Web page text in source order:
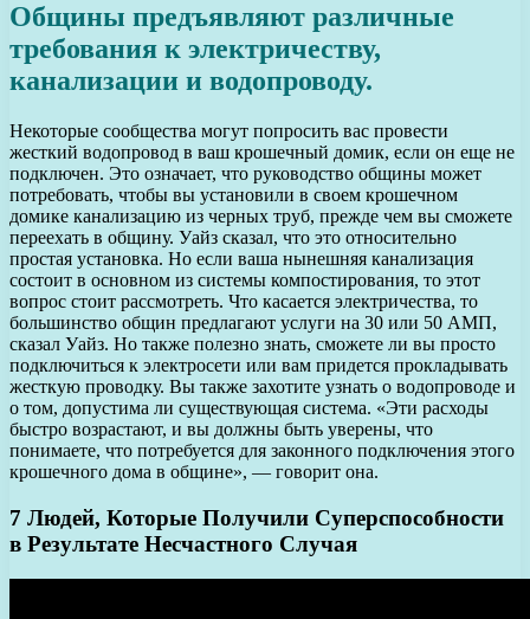
Общины предъявляют различные
требования к электричеству,
канализации и водопроводу.
Некоторые сообщества могут попросить вас провести
жесткий водопровод в ваш крошечный домик, если он еще не
подключен. Это означает, что руководство общины может
потребовать, чтобы вы установили в своем крошечном
домике канализацию из черных труб, прежде чем вы сможете
переехать в общину. Уайз сказал, что это относительно
простая установка. Но если ваша нынешняя канализация
состоит в основном из системы компостирования, то этот
вопрос стоит рассмотреть. Что касается электричества, то
большинство общин предлагают услуги на 30 или 50 АМП,
сказал Уайз. Но также полезно знать, сможете ли вы просто
подключиться к электросети или вам придется прокладывать
жесткую проводку. Вы также захотите узнать о водопроводе и
о том, допустима ли существующая система. «Эти расходы
быстро возрастают, и вы должны быть уверены, что
понимаете, что потребуется для законного подключения этого
крошечного дома в общине», — говорит она.
7 Людей, Которые Получили Суперспособности
в Результате Несчастного Случая